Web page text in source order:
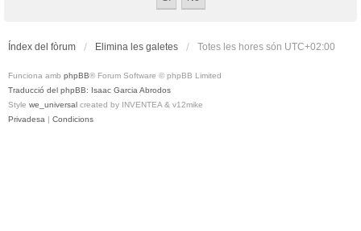
Índex del fòrum Elimina les galetes Totes les hores són UTC+02:00
Funciona amb phpBB® Forum Software © phpBB Limited
Traducció del phpBB: Isaac Garcia Abrodos
Style we_universal created by INVENTEA & v12mike
Privadesa | Condicions